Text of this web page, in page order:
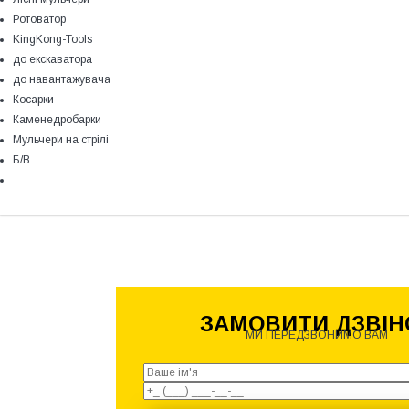
Ротоватор
KingKong-Tools
до екскаватора
до навантажувача
Косарки
Каменедробарки
Мульчери на стрілі
Б/В
ЗАМОВИТИ
МИ ПЕРЕДЗВОНИМО ВАМ